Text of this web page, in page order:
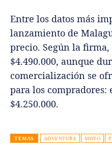
Entre los datos más
lanzamiento de
precio. Según la
$4.490.000, aunque
comercialización se
para los compradores:
$4.250.000.
TEMAS ADVENTURE MOTO